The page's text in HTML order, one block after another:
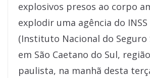
explosivos presos ao corpo
explodir uma agência do INSS
(Instituto Nacional do Seguro
em São Caetano do Sul,
paulista, na manhã desta